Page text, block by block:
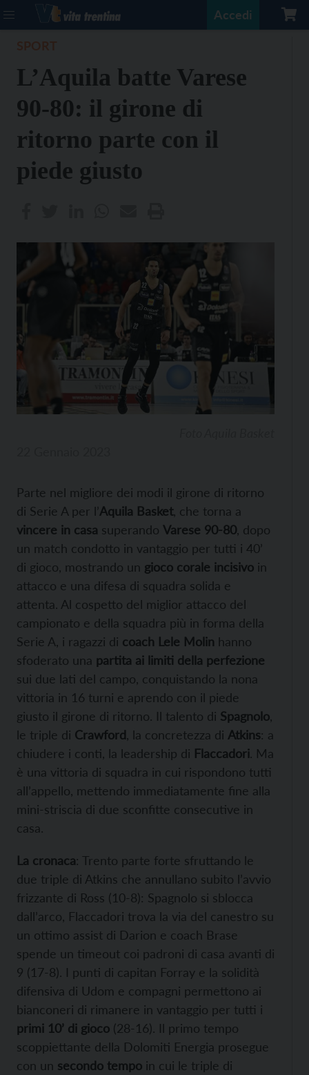
Accedi
L’Aquila batte Varese
90-80: il girone di
ritorno parte con il
piede giusto
Parte nel migliore dei modi il girone di ritorno
di Serie A per l’Aquila Basket, che torna a
vincere in casa superando Varese 90-80 , dopo
un match condotto in vantaggio per tutti i 40’
di gioco, mostrando un gioco corale incisivo in
attacco e una difesa di squadra solida e
attenta. Al cospetto del miglior attacco del
campionato e della squadra più in forma della
Serie A, i ragazzi di coach Lele Molin hanno
sfoderato una partita ai limiti della perfezione
sui due lati del campo, conquistando la nona
vittoria in 16 turni e aprendo con il piede
giusto il girone di ritorno. Il talento di Spagnolo
le triple di Crawford , la concretezza di Atkins: a
chiudere i conti, la leadership di Flaccadori. Ma
è una vittoria di squadra in cui rispondono tutti
all’appello, mettendo immediatamente fine alla
mini-striscia di due sconfitte consecutive in
casa.
La cronaca: Trento parte forte sfruttando le
due triple di Atkins che annullano subito l’avvio
frizzante di Ross (10-8): Spagnolo si sblocca
dall’arco, Flaccadori trova la via del canestro su
un ottimo assist di Darion e coach Brase
spende un timeout coi padroni di casa avanti di
9 (17-8). I punti di capitan Forray e la solidità
difensiva di Udom e compagni permettono ai
bianconeri di rimanere in vantaggio per tutti i
primi 10’ di gioco (28-16). Il primo tempo
scoppiettante della Dolomiti Energia prosegue
con un secondo tempo in cui le triple di